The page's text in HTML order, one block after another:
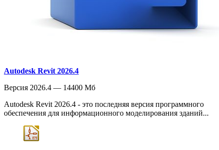
Autodesk Revit 2026.4
Версия 2026.4 — 14400 Мб
Autodesk Revit 2026.4 - это последняя версия программного
обеспечения для информационного моделирования зданий...